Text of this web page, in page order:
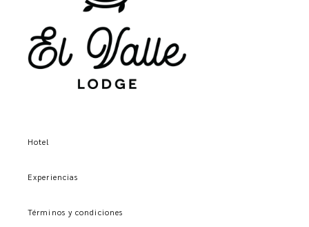
Hotel
Experiencias
Términos y condiciones